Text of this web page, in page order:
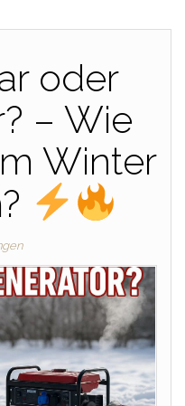
oder
– Wie
Winter